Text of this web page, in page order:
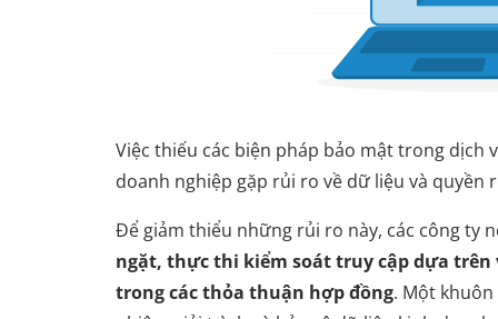
Việc thiếu các biện pháp bảo mật trong dịch
doanh nghiệp gặp rủi ro về dữ liệu và quyền
Để giảm thiểu những rủi ro này, các công ty
ngặt, thực thi kiểm soát truy cập dựa
trong các thỏa thuận hợp đồng. Một